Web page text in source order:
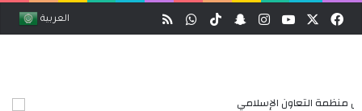
العربية ‫YouTubeانستقرام
سناب تشات‫TikTokواتساب ملخص الموقع RSS